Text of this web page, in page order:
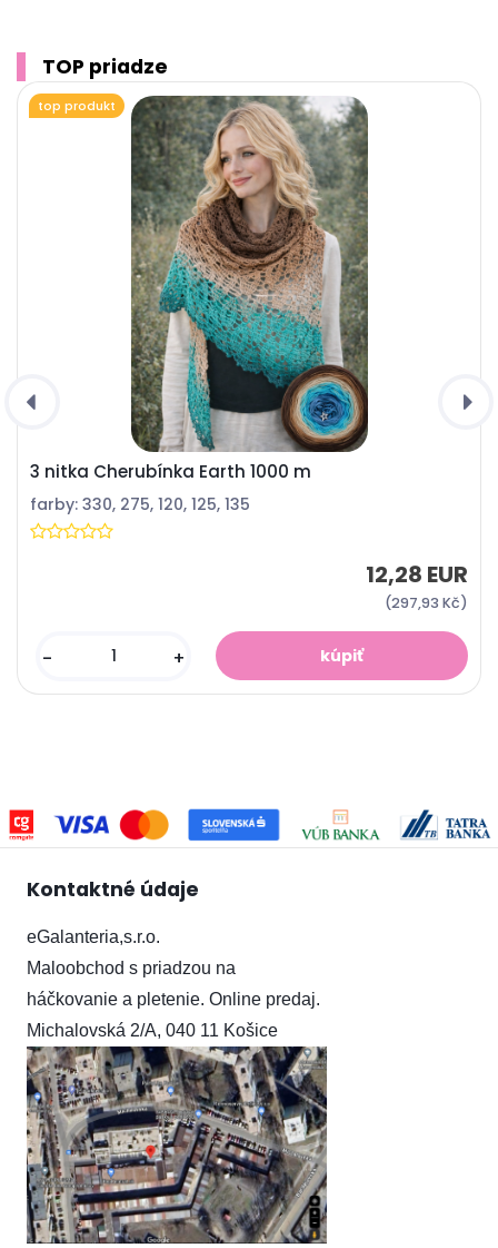
TOP priadze
3 nitka Cherubínka Earth 1000 m
farby: 330, 275, 120, 125, 135
12,28 EUR
(297,93 Kč)
- +
top produkt
Kontaktné údaje
eGalanteria,s.r.o.
Maloobchod s priadzou na
háčkovanie a pletenie. Online predaj.
Michalovská 2/A, 040 11 Košice